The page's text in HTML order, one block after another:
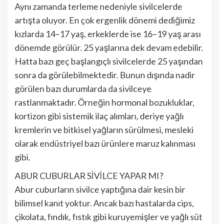
Aynı zamanda terleme nedeniyle sivilcelerde
artışta oluyor. En çok ergenlik dönemi dediğimiz
kızlarda 14–17 yaş, erkeklerde ise 16–19 yaş arası
dönemde görülür. 25 yaşlarına dek devam edebilir.
Hatta bazı geç başlangıçlı sivilcelerde 25 yaşından
sonra da görülebilmektedir. Bunun dışında nadir
görülen bazı durumlarda da sivilceye
rastlanmaktadır. Örneğin hormonal bozukluklar,
kortizon gibi sistemik ilaç alımları, deriye yağlı
kremlerin ve bitkisel yağların sürülmesi, mesleki
olarak endüstriyel bazı ürünlere maruz kalınması
gibi.
ABUR CUBURLAR SİVİLCE YAPAR MI?
Abur cuburların sivilce yaptığına dair kesin bir
bilimsel kanıt yoktur. Ancak bazı hastalarda cips,
çikolata, fındık, fıstık gibi kuruyemişler ve yağlı süt